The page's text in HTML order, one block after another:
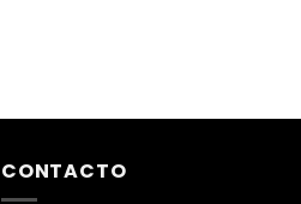
CONTACTO